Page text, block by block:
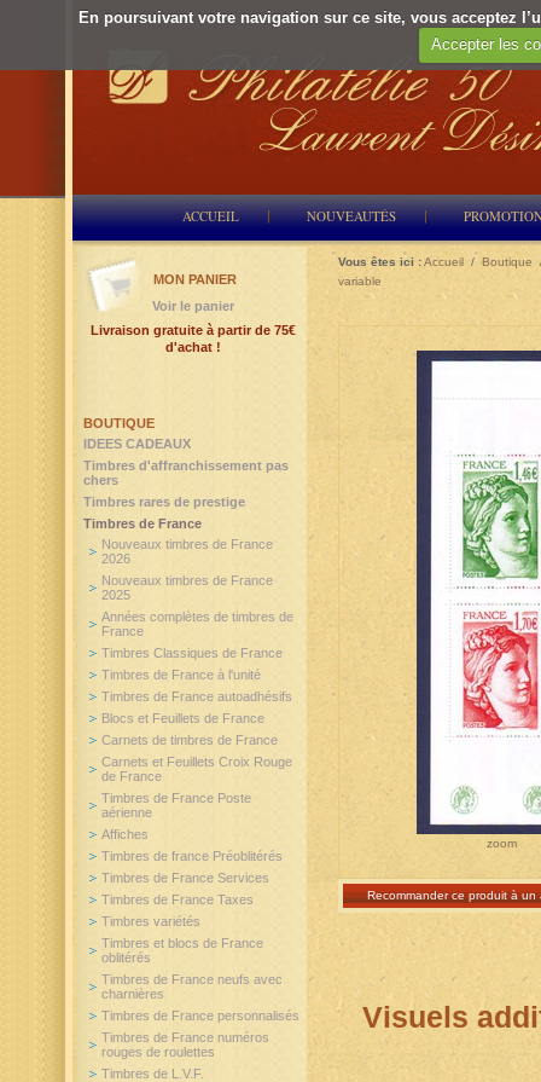
En poursuivant votre navigation sur ce site, vous acceptez
Accepter les
ACCUEIL NOUVEAUTÉS
Vous êtes ici :Accueil / Boutique
variable
zoom
Recommander ce produit à un
Visuels
BOUTIQUE
IDEES CADEAUX
Timbres d'affranchissement pas
chers
Timbres rares de prestige
Timbres de France
Nouveaux timbres de France
2026
Nouveaux timbres de France
2025
Années complètes de timbres de
France
Timbres Classiques de France
Timbres de France à l'unité
Timbres de France autoadhésifs
Blocs et Feuillets de France
Carnets de timbres de France
Carnets et Feuillets Croix Rouge
de France
Timbres de France Poste
aérienne
Affiches
Timbres de france Préoblitérés
Timbres de France Services
Timbres de France Taxes
Timbres variétés
Timbres et blocs de France
oblitérés
Timbres de France neufs avec
charnières
Timbres de France personnalisés
Timbres de France numéros
rouges de roulettes
Timbres de L.V.F.
MON PANIER
Voir le panier
Livraison gratuite à partir de 75€
d'achat !